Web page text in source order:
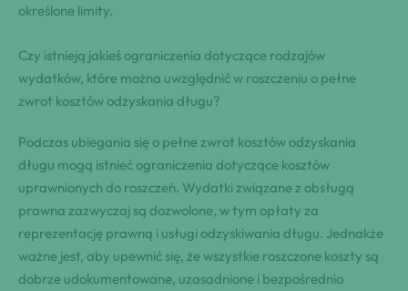
określone limity.
Czy istnieją jakieś ograniczenia dotyczące rodzajów
wydatków, które można uwzględnić w roszczeniu o pełne
zwrot kosztów odzyskania długu?
Podczas ubiegania się o pełne zwrot kosztów odzyskania
długu mogą istnieć ograniczenia dotyczące kosztów
uprawnionych do roszczeń. Wydatki związane z obsługą
prawna zazwyczaj są dozwolone, w tym opłaty za
reprezentację prawną i usługi odzyskiwania długu. Jednakże
ważne jest, aby upewnić się, że wszystkie roszczone koszty są
dobrze udokumentowane, uzasadnione i bezpośrednio